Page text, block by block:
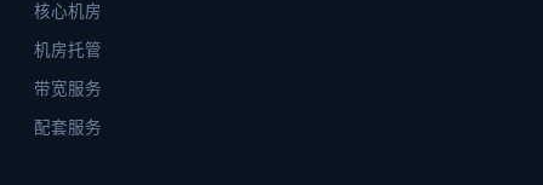
核心机房
机房托管
带宽服务
配套服务